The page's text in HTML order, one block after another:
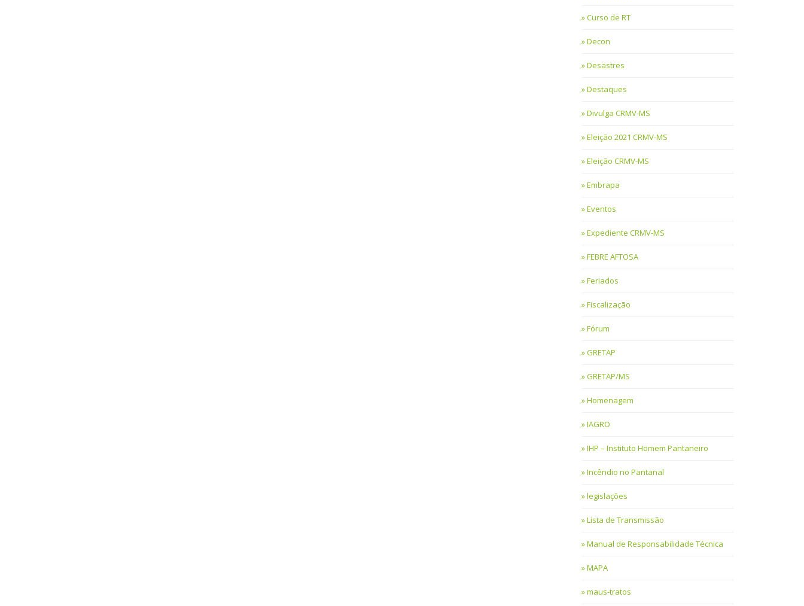
Curso de RT
Decon
Desastres
Destaques
Divulga CRMV-MS
Eleição 2021 CRMV-MS
Eleição CRMV-MS
Embrapa
Eventos
Expediente CRMV-MS
FEBRE AFTOSA
Feriados
Fiscalização
Fórum
GRETAP
GRETAP/MS
Homenagem
IAGRO
IHP – Instituto Homem Pantaneiro
Incêndio no Pantanal
legislações
Lista de Transmissão
Manual de Responsabilidade Técnica
MAPA
maus-tratos